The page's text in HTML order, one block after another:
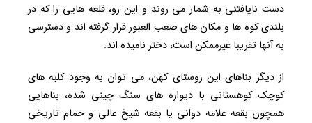
دست نایافتنی به شمار می روند و این رو، قلعه هایی را که در
بلندی کوه ها و مکان های صعب العبور قرار گرفته اند و دسترسی
به آنها تقریبا غیرممکن است، دختر نامیده اند.
از دیگر بناهای این روستای کهن، می توان به وجود کلبه های
کوچک کوهستانی با دیواره های سنگ چینی شده، بناهایی
همچون بقعه علامه دوانی یا بقعه شیخ عالی و حمام تاریخی